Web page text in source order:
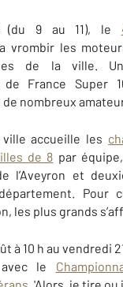
(du 9 au 11), le
vrombir les
de la ville.
de France Super
nombreux
accueille les
de 8 par
l’Aveyron et
Pour
les plus grands
à 10 h au vendredi
avec le
. 'Alors, je tire